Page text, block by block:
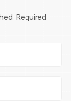
Required